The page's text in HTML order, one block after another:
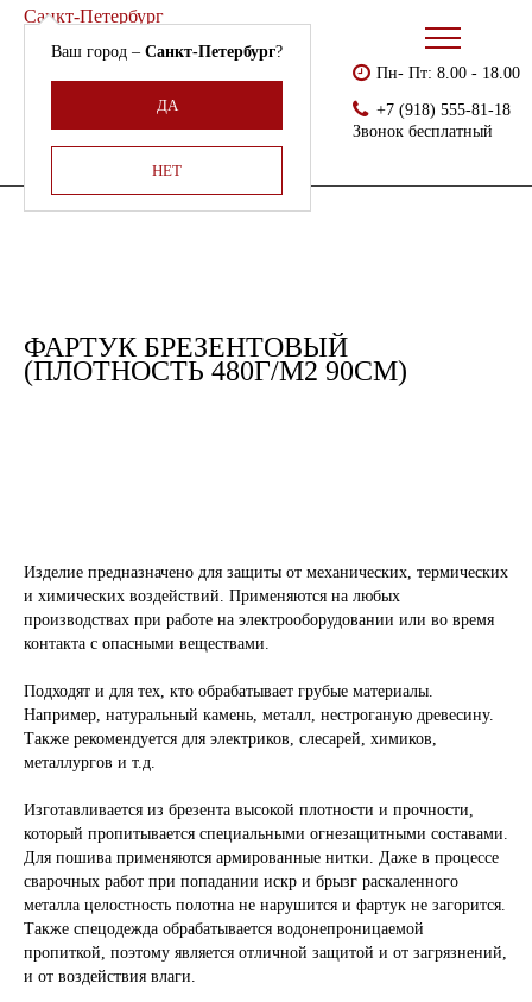
Санкт-Петербург
Ваш город –Санкт-Петербург?
ДА
НЕТ
Армения, Молдавия,
Пн- Пт: 8.00 - 18.00
+7 (918) 555-81-18
Звонок бесплатный
Спецодежда
ФАРТУК БРЕЗЕНТОВЫЙ
(ПЛОТНОСТЬ 480Г/М2 90СМ)
Изделие предназначено для защиты от механических, термических
и химических воздействий. Применяются на любых
производствах при работе на электрооборудовании или во время
контакта с опасными веществами.
Подходят и для тех, кто обрабатывает грубые материалы.
Например, натуральный камень, металл, нестроганую древесину.
Также рекомендуется для электриков, слесарей, химиков,
металлургов и т.д.
Изготавливается из брезента высокой плотности и прочности,
который пропитывается специальными огнезащитными составами.
Для пошива применяются армированные нитки. Даже в процессе
сварочных работ при попадании искр и брызг раскаленного
металла целостность полотна не нарушится и фартук не загорится.
Также спецодежда обрабатывается водонепроницаемой
пропиткой, поэтому является отличной защитой и от загрязнений,
и от воздействия влаги.